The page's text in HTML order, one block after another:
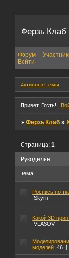
Ферзь Клаб
Форум
Войти
Активные темы
Привет, Гость!
»Ферзь Клаб »
Рукоделие
Страница:1
Тема
Роспись по
Skyrri
Какой 3D
VLASOV
моделей 46 [